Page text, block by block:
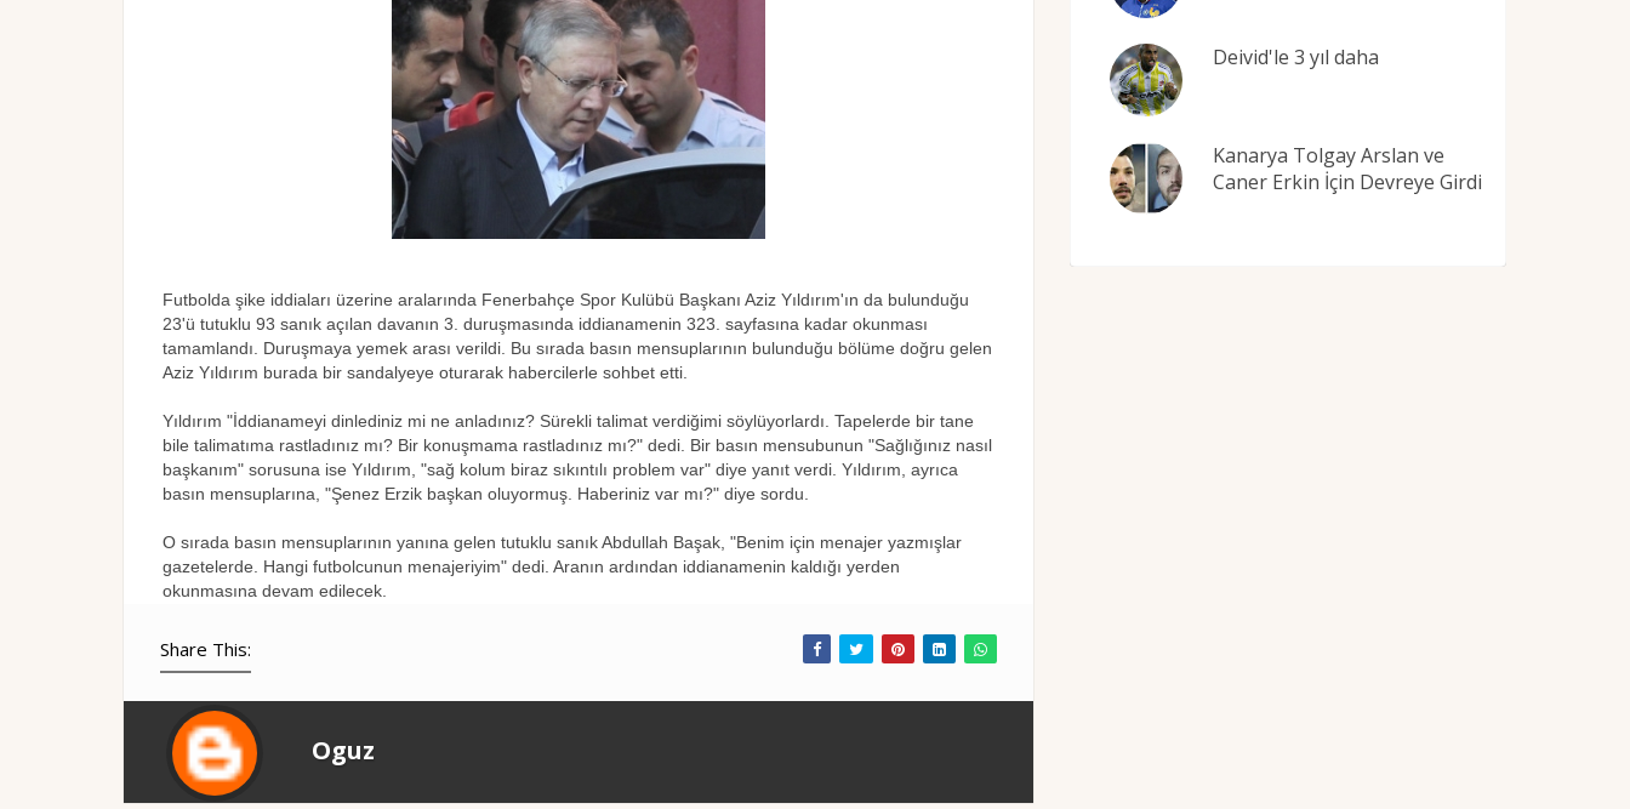
Futbolda şike iddiaları üzerine aralarında Fenerbahçe Spor Kulübü Başkanı Aziz Yıldırım'ın da bulunduğu
23'ü tutuklu 93 sanık açılan davanın 3. duruşmasında iddianamenin 323. sayfasına kadar okunması
tamamlandı. Duruşmaya yemek arası verildi. Bu sırada basın mensuplarının bulunduğu bölüme doğru gelen
Aziz Yıldırım burada bir sandalyeye oturarak habercilerle sohbet etti.
Yıldırım "İddianameyi dinlediniz mi ne anladınız? Sürekli talimat verdiğimi söylüyorlardı. Tapelerde bir tane
bile talimatıma rastladınız mı? Bir konuşmama rastladınız mı?" dedi. Bir basın mensubunun "Sağlığınız nasıl
başkanım" sorusuna ise Yıldırım, "sağ kolum biraz sıkıntılı problem var" diye yanıt verdi. Yıldırım, ayrıca
basın mensuplarına, "Şenez Erzik başkan oluyormuş. Haberiniz var mı?" diye sordu.
O sırada basın mensuplarının yanına gelen tutuklu sanık Abdullah Başak, "Benim için menajer yazmışlar
gazetelerde. Hangi futbolcunun menajeriyim" dedi. Aranın ardından iddianamenin kaldığı yerden
okunmasına devam edilecek.
Share This:
Oguz
Deivid'le 3 yıl daha
Kanarya Tolgay Arslan ve
Caner Erkin İçin Devreye Girdi